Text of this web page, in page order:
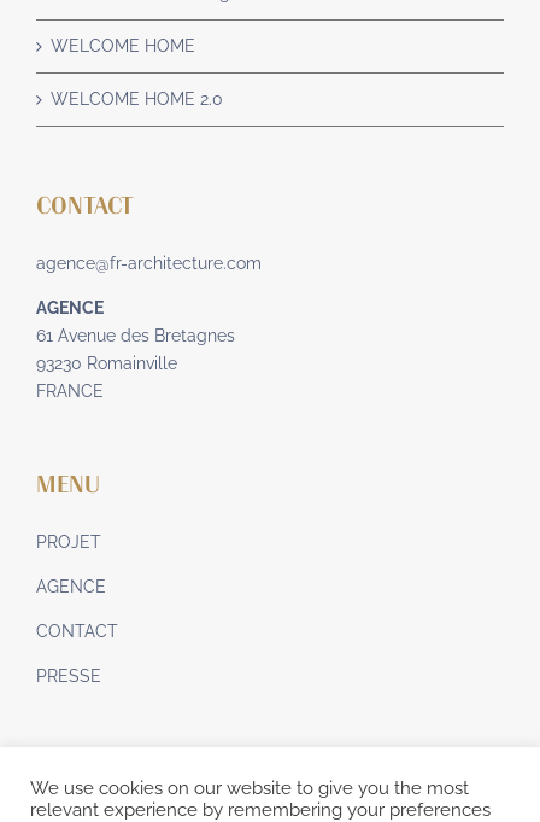
WELCOME HOME
WELCOME HOME 2.0
CONTACT
agence@fr-architecture.com
AGENCE
61 Avenue des Bretagnes
93230 Romainville
FRANCE
MENU
PROJET
AGENCE
CONTACT
PRESSE
We use cookies on our website to give you the most
relevant experience by remembering your preferences